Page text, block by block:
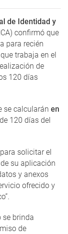
de Identidad y
confirmó que
a para recién
trabaja en el
de
120 días
se calcularán en
120 días del
solicitar el
su aplicación
y anexos
ofrecido y
se brinda
de